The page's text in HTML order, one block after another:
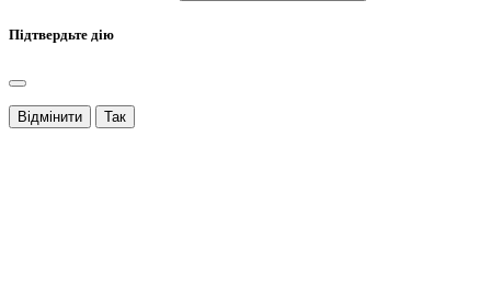
Підтвердьте дію
Відмінити Так